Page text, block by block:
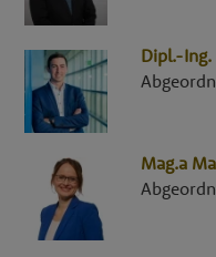
Dipl.-Ing.
Mag.a